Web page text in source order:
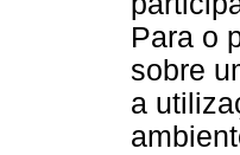
Para o
sobre
a